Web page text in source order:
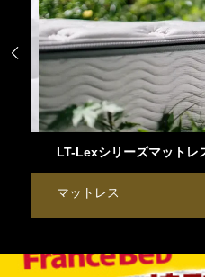
LT-Lexシリーズマットレス
マットレス
